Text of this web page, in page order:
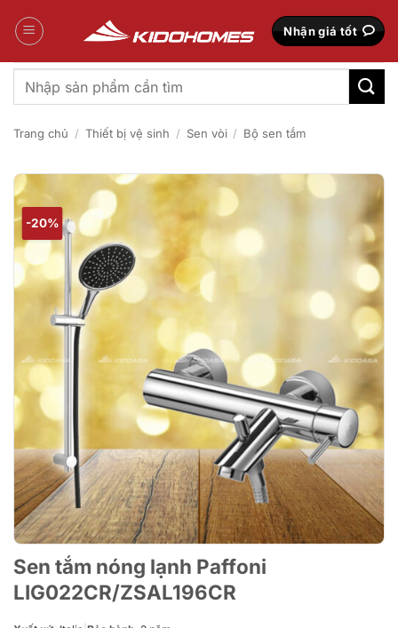
qua
Nhận giá tốt
Tìm
kiếm:
Trang chủ / Thiết bị vệ sinh / Sen vòi / Bộ sen tắm
-20%
Sen tắm nóng lạnh Paffoni
LIG022CR/ZSAL196CR